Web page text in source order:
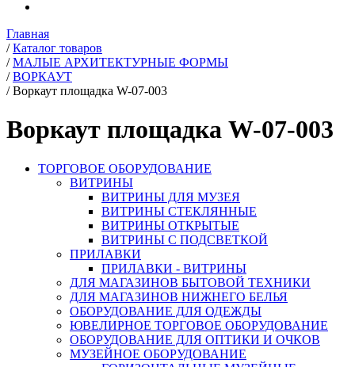
Главная
/ Каталог товаров
/ МАЛЫЕ АРХИТЕКТУРНЫЕ ФОРМЫ
/ ВОРКАУТ
/ Воркаут площадка W-07-003
Воркаут площадка W-07-003
ТОРГОВОЕ ОБОРУДОВАНИЕ
ВИТРИНЫ
ВИТРИНЫ ДЛЯ МУЗЕЯ
ВИТРИНЫ СТЕКЛЯННЫЕ
ВИТРИНЫ ОТКРЫТЫЕ
ВИТРИНЫ С ПОДСВЕТКОЙ
ПРИЛАВКИ
ПРИЛАВКИ - ВИТРИНЫ
ДЛЯ МАГАЗИНОВ БЫТОВОЙ ТЕХНИКИ
ДЛЯ МАГАЗИНОВ НИЖНЕГО БЕЛЬЯ
ОБОРУДОВАНИЕ ДЛЯ ОДЕЖДЫ
ЮВЕЛИРНОЕ ТОРГОВОЕ ОБОРУДОВАНИЕ
ОБОРУДОВАНИЕ ДЛЯ ОПТИКИ И ОЧКОВ
МУЗЕЙНОЕ ОБОРУДОВАНИЕ